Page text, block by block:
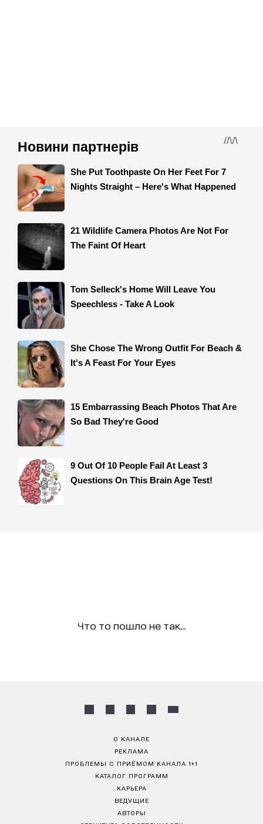
Что то пошло не так...
О КАНАЛЕ
РЕКЛАМА
ПРОБЛЕМЫ С ПРИЁМОМ КАНАЛА 1+1
КАТАЛОГ ПРОГРАММ
КАРЬЕРА
ВЕДУЩИЕ
АВТОРЫ